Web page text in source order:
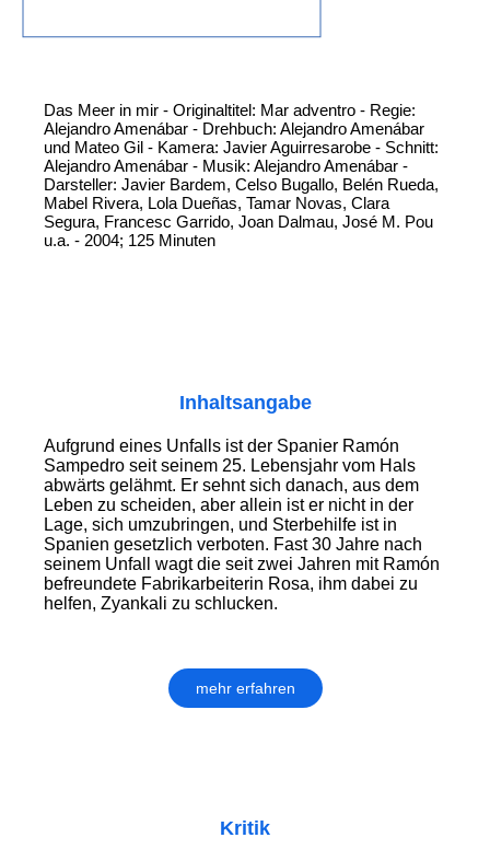
Das Meer in mir - Originaltitel: Mar adventro - Regie:
Alejandro Amenábar - Drehbuch: Alejandro Amenábar
und Mateo Gil - Kamera: Javier Aguirresarobe - Schnitt:
Alejandro Amenábar - Musik: Alejandro Amenábar -
Darsteller: Javier Bardem, Celso Bugallo, Belén Rueda,
Mabel Rivera, Lola Dueñas, Tamar Novas, Clara
Segura, Francesc Garrido, Joan Dalmau, José M. Pou
u.a. - 2004; 125 Minuten
Inhaltsangabe
Aufgrund eines Unfalls ist der Spanier Ramón
Sampedro seit seinem 25. Lebensjahr vom Hals
abwärts gelähmt. Er sehnt sich danach, aus dem
Leben zu scheiden, aber allein ist er nicht in der
Lage, sich umzubringen, und Sterbehilfe ist in
Spanien gesetzlich verboten. Fast 30 Jahre nach
seinem Unfall wagt die seit zwei Jahren mit Ramón
befreundete Fabrikarbeiterin Rosa, ihm dabei zu
helfen, Zyankali zu schlucken.
mehr erfahren
Kritik